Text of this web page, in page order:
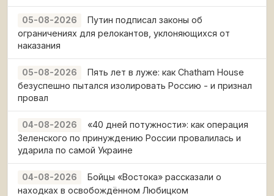
05-08-2026
Путин подписал законы об
ограничениях для релокантов, уклоняющихся от
наказания
05-08-2026
Пять лет в луже: как Chatham House
безуспешно пытался изолировать Россию - и признал
провал
04-08-2026
«40 дней потужности»: как операция
Зеленского по принуждению России провалилась и
ударила по самой Украине
04-08-2026
Бойцы «Востока» рассказали о
находках в освобождённом Любицком